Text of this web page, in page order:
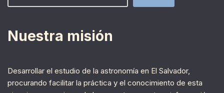
Nuestra misión
Desarrollar el estudio de la astronomía en El Salvador,
procurando facilitar la práctica y el conocimiento de esta